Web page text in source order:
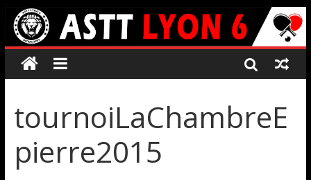
tournoiLaChambreE
pierre2015